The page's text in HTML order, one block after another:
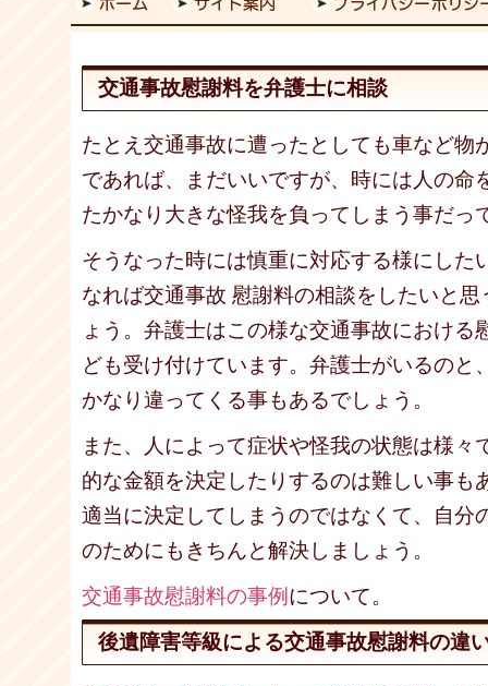
交通事故慰謝料を弁護士に相談
たとえ交通事故に遭ったとしても車など物
であれば、まだいいですが、時には人の命
たかなり大きな怪我を負ってしまう事だっ
そうなった時には慎重に対応する様にした
なれば交通事故 慰謝料の相談をしたいと思
ょう。弁護士はこの様な交通事故における
ども受け付けています。弁護士がいるのと
かなり違ってくる事もあるでしょう。
また、人によって症状や怪我の状態は様々
的な金額を決定したりするのは難しい事も
適当に決定してしまうのではなくて、自分
のためにもきちんと解決しましょう。
交通事故慰謝料の事例 について。
後遺障害等級による交通事故慰謝料の違